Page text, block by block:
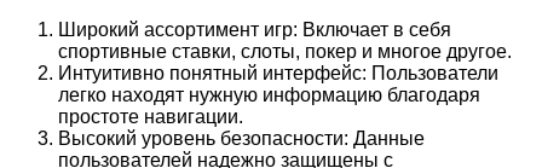
Широкий ассортимент игр: Включает в себя
спортивные ставки, слоты, покер и многое другое.
Интуитивно понятный интерфейс: Пользователи
легко находят нужную информацию благодаря
простоте навигации.
Высокий уровень безопасности: Данные
пользователей надежно защищены с